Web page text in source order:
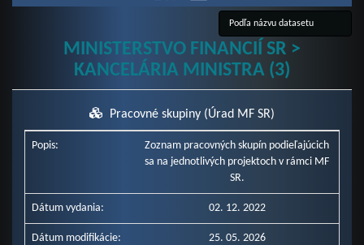
MINISTERSTVO FINANCIÍ SR >
KANCELÁRIA MINISTRA (3)
Pracovné skupiny (Úrad MF SR)
Popis:
Zoznam pracovných skupín podieľajúcich
sa na jednotlivých projektoch v rámci MF
SR.
Dátum vydania: 02. 12. 2022
Dátum modifikácie: 25. 05. 2026